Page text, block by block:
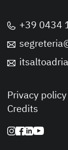
+39 0434
Privacy policy
Credits